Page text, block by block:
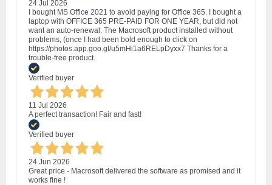
24 Jul 2026
I bought MS Office 2021 to avoid paying for Office 365. I bought a
laptop with OFFICE 365 PRE-PAID FOR ONE YEAR, but did not
want an auto-renewal. The Macrosoft product installed without
problems, (once I had been bold enough to click on
https://photos.app.goo.gl/u5mHi1a6RELpDyxx7 Thanks for a
trouble-free product.
Verified buyer
11 Jul 2026
A perfect transaction! Fair and fast!
Verified buyer
24 Jun 2026
Great price - Macrosoft delivered the software as promised and it
works fine !